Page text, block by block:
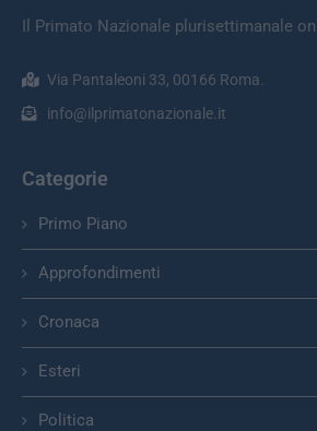
Il Primato Nazionale plurisettimanale
Via Pantaleoni 33, 00166 Roma.
info@ilprimatonazionale.it
Categorie
Primo Piano
Approfondimenti
Cronaca
Esteri
Politica